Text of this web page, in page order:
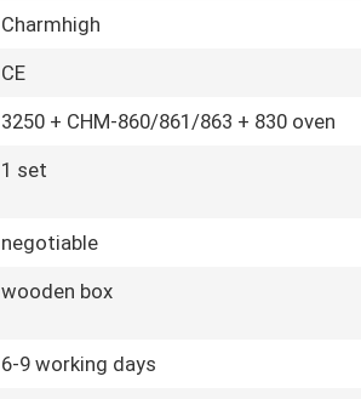
Charmhigh
CE
3250 + CHM-860/861/863 + 830 oven
1 set
negotiable
wooden box
6-9 working days